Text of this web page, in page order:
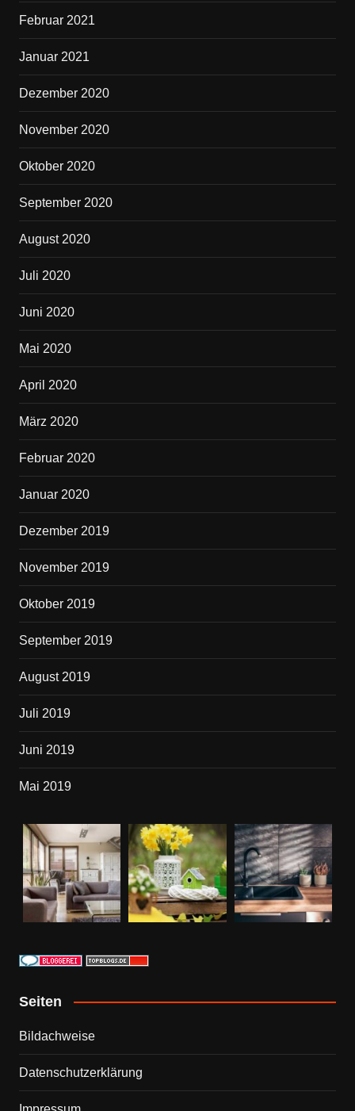
Februar 2021
Januar 2021
Dezember 2020
November 2020
Oktober 2020
September 2020
August 2020
Juli 2020
Juni 2020
Mai 2020
April 2020
März 2020
Februar 2020
Januar 2020
Dezember 2019
November 2019
Oktober 2019
September 2019
August 2019
Juli 2019
Juni 2019
Mai 2019
Seiten
Bildachweise
Datenschutzerklärung